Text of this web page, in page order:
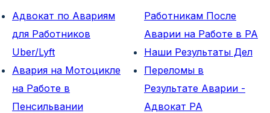
Адвокат по Авариям
для Работников
Uber/Lyft
Авария на Мотоцикле
на Работе в
Пенсильвании
Работникам После
Аварии на Работе в PA
Наши Результаты Дел
Переломы в
Результате Аварии -
Адвокат PA